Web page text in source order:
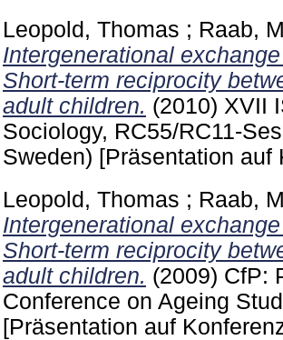
Leopold, Thomas ; Raab,
Intergenerational
Short-term reciprocity
adult children. (2010) XVII
Sociology, RC55/RC11-
Sweden) [Präsentation auf
Leopold, Thomas ; Raab,
Intergenerational
Short-term reciprocity
adult children. (2009) CfP:
Conference on Ageing
[Präsentation auf